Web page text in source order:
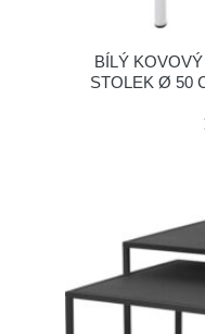
BÍLÝ
STOLEK Ø 50